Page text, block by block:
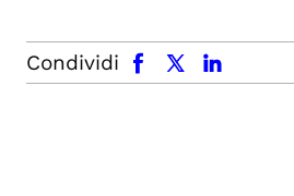
Condividi
facebook x.com linkedin